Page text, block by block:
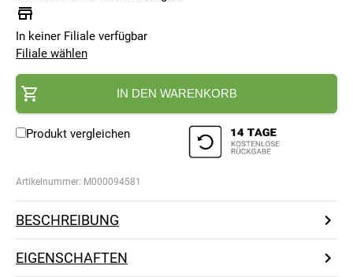
In keiner Filiale verfügbar
Filiale wählen
IN DEN WARENKORB
Produkt vergleichen
Artikelnummer: M000094581
BESCHREIBUNG
EIGENSCHAFTEN